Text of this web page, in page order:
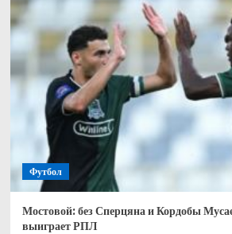
комментатор
Андронов
спрогнозировал,
кто
одержит
победу
в
матче
Канада
Марокко
Футбол
Мостовой: без Сперцяна и Кордобы
выиграет РПЛ